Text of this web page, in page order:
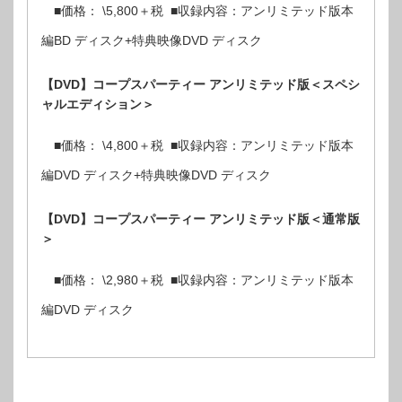
■価格： \5,800＋税 ■収録内容：アンリミテッド版本
編BD ディスク+特典映像DVD ディスク
【DVD】コープスパーティー アンリミテッド版＜スペシ
ャルエディション＞
■価格： \4,800＋税 ■収録内容：アンリミテッド版本
編DVD ディスク+特典映像DVD ディスク
【DVD】コープスパーティー アンリミテッド版＜通常版
＞
■価格： \2,980＋税 ■収録内容：アンリミテッド版本
編DVD ディスク